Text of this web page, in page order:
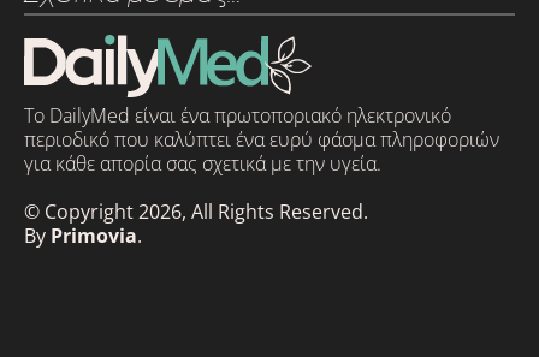
Το DailyMed είναι ένα πρωτοποριακό ηλεκτρονικό
περιοδικό που καλύπτει ένα ευρύ φάσμα πληροφοριών
για κάθε απορία σας σχετικά με την υγεία.
© Copyright 2026, All Rights Reserved.
By Primovia.